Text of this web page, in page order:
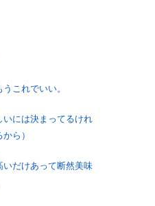
これでいい。
には決まってるけれ
ら）
いだけあって断然美味